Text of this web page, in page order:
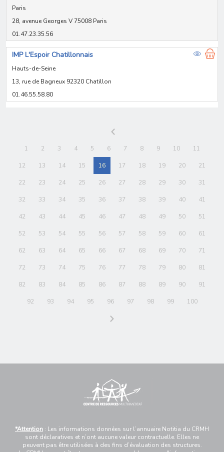
Paris
28, avenue Georges V 75008 Paris
01.47.23.35.56
IMP L'Espoir Chatillonnais
Hauts-de-Seine
13, rue de Bagneux 92320 Chatillon
01.46.55.58.80
1 2 3 4 5 6 7 8 9 10 11
12 13 14 15 16 17 18 19 20 21
22 23 24 25 26 27 28 29 30 31
32 33 34 35 36 37 38 39 40 41
42 43 44 45 46 47 48 49 50 51
52 53 54 55 56 57 58 59 60 61
62 63 64 65 66 67 68 69 70 71
72 73 74 75 76 77 78 79 80 81
82 83 84 85 86 87 88 89 90 91
92 93 94 95 96 97 98 99 100
*Attention : Les informations données sur l’annuaire Notitia du CRMH
sont déclaratives et n’ont aucune valeur contractuelle. Elles ne
peuvent pas être utilisées à des fins d’évaluation des structures.